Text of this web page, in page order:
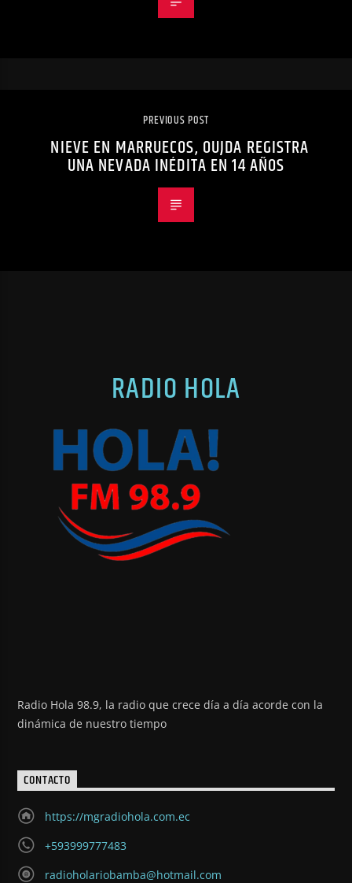
PREVIOUS POST
NIEVE EN MARRUECOS, OUJDA REGISTRA
UNA NEVADA INÉDITA EN 14 AÑOS
RADIO HOLA
Radio Hola 98.9, la radio que crece día a día acorde con la
dinámica de nuestro tiempo
CONTACTO
https://mgradiohola.com.ec
+593999777483
radioholariobamba@hotmail.com